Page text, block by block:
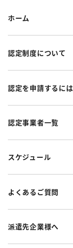
ホーム
認定制度について
認定を申請するには
認定事業者一覧
スケジュール
よくあるご質問
派遣先企業様へ